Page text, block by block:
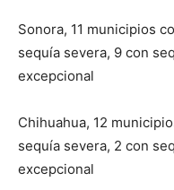
Sonora, 11 municipios
sequía severa, 9 con
excepcional
Chihuahua, 12
sequía severa, 2 con
excepcional